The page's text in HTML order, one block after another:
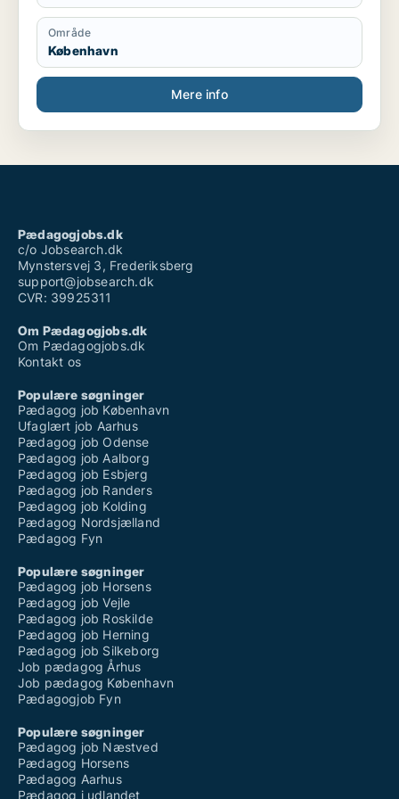
Område
København
Mere info
Pædagogjobs.dk
c/o Jobsearch.dk
Mynstersvej 3, Frederiksberg
support@jobsearch.dk
CVR: 39925311
Om Pædagogjobs.dk
Om Pædagogjobs.dk
Kontakt os
Populære søgninger
Pædagog job København
Ufaglært job Aarhus
Pædagog job Odense
Pædagog job Aalborg
Pædagog job Esbjerg
Pædagog job Randers
Pædagog job Kolding
Pædagog Nordsjælland
Pædagog Fyn
Populære søgninger
Pædagog job Horsens
Pædagog job Vejle
Pædagog job Roskilde
Pædagog job Herning
Pædagog job Silkeborg
Job pædagog Århus
Job pædagog København
Pædagogjob Fyn
Populære søgninger
Pædagog job Næstved
Pædagog Horsens
Pædagog Aarhus
Pædagog i udlandet